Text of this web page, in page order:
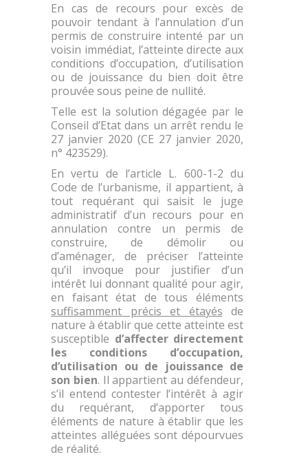
En cas de recours pour excès de
pouvoir tendant à l’annulation d’un
permis de construire intenté par un
voisin immédiat, l’atteinte directe aux
conditions d’occupation, d’utilisation
ou de jouissance du bien doit être
prouvée sous peine de nullité.
Telle est la solution dégagée par le
Conseil d’Etat dans un arrêt rendu le
27 janvier 2020 (CE 27 janvier 2020,
n° 423529).
En vertu de l’article L. 600-1-2 du
Code de l’urbanisme, il appartient, à
tout requérant qui saisit le juge
administratif d’un recours pour en
annulation contre un permis de
construire, de démolir ou
d’aménager, de préciser l’atteinte
qu’il invoque pour justifier d’un
intérêt lui donnant qualité pour agir,
en faisant état de tous éléments
suffisamment précis et étayés de
nature à établir que cette atteinte est
susceptible d’affecter directement
les conditions d’occupation,
d’utilisation ou de jouissance de
son bien. Il appartient au défendeur,
s’il entend contester l’intérêt à agir
du requérant, d’apporter tous
éléments de nature à établir que les
atteintes alléguées sont dépourvues
de réalité.